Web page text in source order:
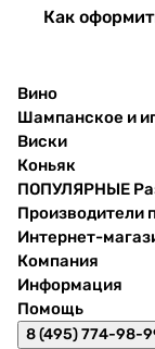
Как
Вино
Шампанское и
Виски
Коньяк
ПОПУЛЯРНЫЕ
Производители
Интернет-
Компания
Информация
Помощь
8 (495) 774-98-